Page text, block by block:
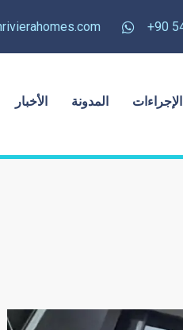
الإجراءات المدونة الأخبار